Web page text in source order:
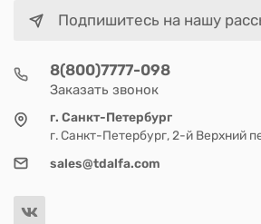
Подпишитесь на нашу
8(800)7777-098
Заказать звонок
г. Санкт-Петербург
г. Санкт-Петербург, 2-й Верхний
sales@tdalfa.com